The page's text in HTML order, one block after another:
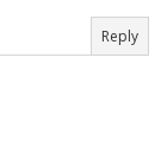
Reply